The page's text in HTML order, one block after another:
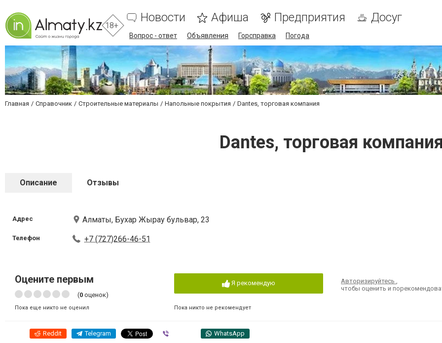
18+
Новости Афиша Предприятия Досуг
Вопрос - ответ Объявления Горсправка Погода
Главная Справочник Строительные материалы Напольные покрытия Dantes, торговая компания
Dantes, торговая компания
Описание Отзывы
Адрес Алматы, Бухар Жырау бульвар, 23
Телефон +7 (727)266-46-51
Оцените первым
(0 оценок)
Пока еще никто не оценил
Я рекомендую
Пока никто не рекомендует
Авторизируйтесь,
чтобы оценить и
Reddit Telegram WhatsApp